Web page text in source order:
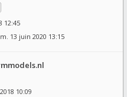
12:45
13 juin 2020 13:15
10:09